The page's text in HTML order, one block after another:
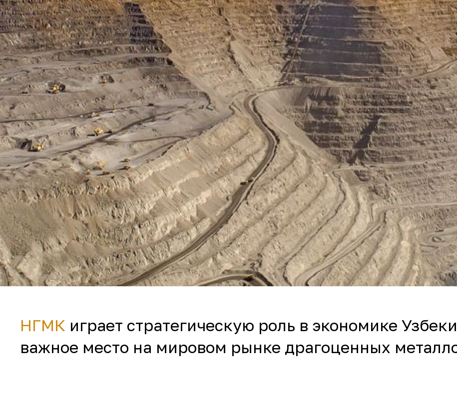
НГМК играет стратегическую роль в экономике
важное место на мировом рынке драгоценных